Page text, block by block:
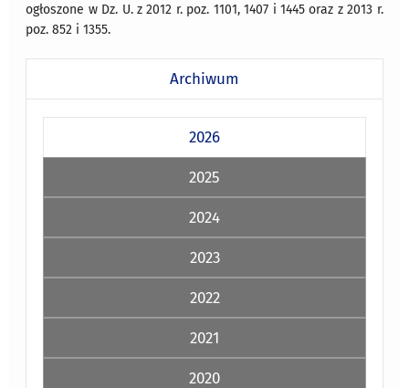
ogłoszone w Dz. U. z 2012 r. poz. 1101, 1407 i 1445 oraz z 2013 r.
poz. 852 i 1355.
Archiwum
2026
2025
2024
2023
2022
2021
2020